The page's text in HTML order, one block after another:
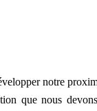
notre
que nous